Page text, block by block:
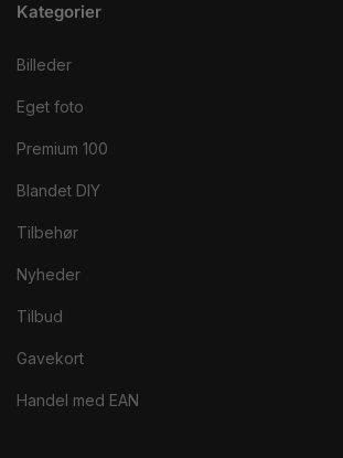
Kategorier
Billeder
Eget foto
Premium 100
Blandet DIY
Tilbehør
Nyheder
Tilbud
Gavekort
Handel med EAN